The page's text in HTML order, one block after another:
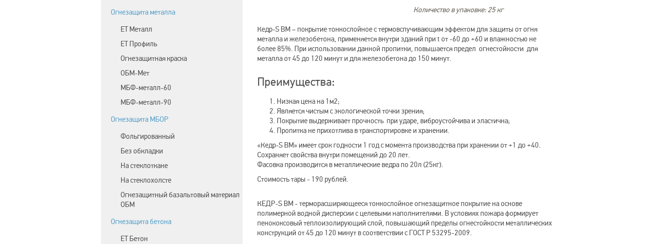
Огнезащита металла
ЕТ Металл
ET Профиль
Огнезащитная краска
ОБМ-Мет
МБФ-металл-60
МБФ-металл-90
Огнезащита МБОР
Фольгированный
Без обкладки
На стеклоткане
На стеклохолсте
Огнезащитный базальтовый материал
ОБМ
Огнезащита бетона
ЕТ Бетон
Количество в упаковке: 25 кг
Кедр-S BM – покрытие тонкослойное с термовспучивающим эффектом для защиты от огня
металла и железобетона, применяется внутри зданий при t от -60 до +60 и влажностью не
более 85%. При использовании данной пропитки, повышается предел огнестойкости для
металла от 45 до 120 минут и для железобетона до 150 минут.
Преимущества:
Низкая цена на 1м2;
Является чистым с экологической точки зрения;
Покрытие выдерживает прочность при ударе, виброустойчива и эластична;
Пропитка не прихотлива в транспортировке и хранении.
«Кедр-S BM» имеет срок годности 1 год с момента производства при хранении от +1 до +40.
Сохраняет свойства внутри помещений до 20 лет.
Фасовка производится в металлические ведра по 20л (25кг).
Стоимость тары - 190 рублей.
КЕДР-S BM - терморасширяющееся тонкослойное огнезащитное покрытие на основе
полимерной водной дисперсии с целевыми наполнителями. В условиях пожара формирует
пенококсовый теплоизолирующий слой, повышающий пределы огнестойкости металлических
конструкций от 45 до 120 минут в соответствии с ГОСТ Р 53295-2009.